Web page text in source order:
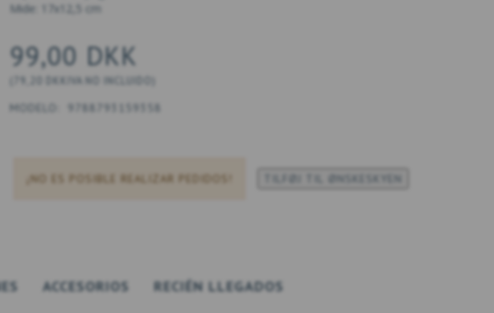
Mide: 17x12,5 cm
99,00 DKK
79,20 DKK IVA NO INCLUIDO
MODELO: 9788793159358
¡NO ES POSIBLE REALIZAR PEDIDOS! TILFØJ TIL ØNSKESKYEN
ACCESORIOS RECIÉN LLEGADOS